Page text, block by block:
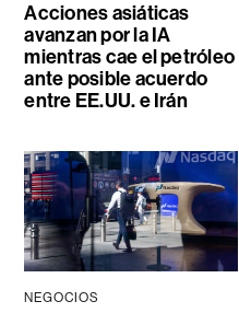
Acciones asiáticas
avanzan por la IA
mientras cae el petróleo
ante posible acuerdo
entre EE.UU. e Irán
NEGOCIOS